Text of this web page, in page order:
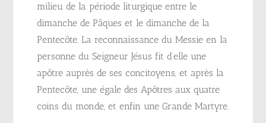
milieu de la période liturgique entre le
dimanche de Pâques et le dimanche de la
Pentecôte. La reconnaissance du Messie en la
personne du Seigneur Jésus fit d’elle une
apôtre auprès de ses concitoyens, et après la
Pentecôte, une égale des Apôtres aux quatre
coins du monde, et enfin une Grande Martyre.